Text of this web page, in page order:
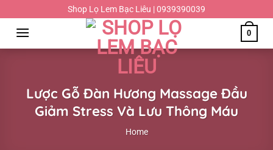
đến
dung
Shop Lọ Lem Bạc Liêu | 0939390039
0
Lược Gỗ Đàn Hương Massage Đầu
Giảm Stress Và Lưu Thông Máu
Home